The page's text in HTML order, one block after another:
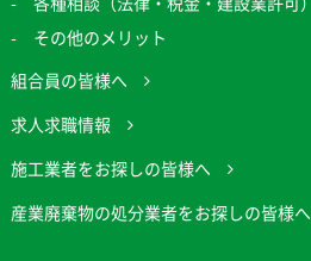
その他のメリット
組合員の皆様へ
求人求職情報
施工業者をお探しの皆様へ
産業廃棄物の処分業者をお探しの皆様へ